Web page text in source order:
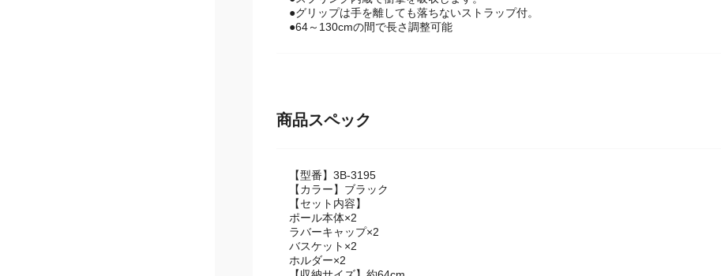
●地面を後ろへ押して歩くことで上半身を鍛えウォーキングを効果的にします。
●スプリング内蔵で衝撃を吸収します。
●グリップは手を離しても落ちないストラップ付。
【型番】3B-3195
【カラー】ブラック
【セット内容】
ポール本体×2
ラバーキャップ×2
バスケット×2